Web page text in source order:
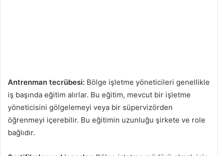
Antrenman tecrübesi: Bölge işletme yöneticileri genellikle
iş başında eğitim alırlar. Bu eğitim, mevcut bir işletme
yöneticisini gölgelemeyi veya bir süpervizörden
öğrenmeyi içerebilir. Bu eğitimin uzunluğu şirkete ve role
bağlıdır.